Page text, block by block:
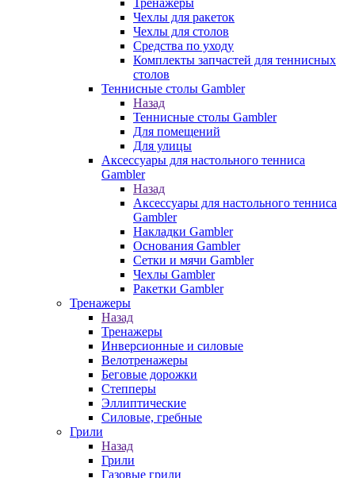
Тренажеры
Чехлы для ракеток
Чехлы для столов
Средства по уходу
Комплекты запчастей для теннисных
столов
Теннисные столы Gambler
Назад
Теннисные столы Gambler
Для помещений
Для улицы
Аксессуары для настольного тенниса
Gambler
Назад
Аксессуары для настольного тенниса
Gambler
Накладки Gambler
Основания Gambler
Сетки и мячи Gambler
Чехлы Gambler
Ракетки Gambler
Тренажеры
Назад
Тренажеры
Инверсионные и силовые
Велотренажеры
Беговые дорожки
Степперы
Эллиптические
Силовые, гребные
Грили
Назад
Грили
Газовые грили